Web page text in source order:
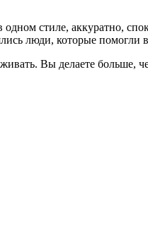
стиле, аккуратно,
люди, которые помогли
Вы делаете